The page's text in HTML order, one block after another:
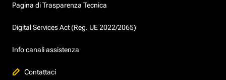
Pagina di Trasparenza Tecnica
Digital Services Act (Reg. UE 2022/2065)
Info canali assistenza
Contattaci